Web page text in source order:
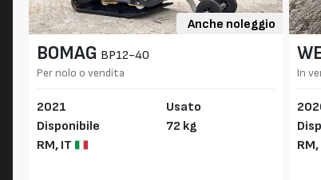
Anche noleggio
BOMAG BP12-40
Per nolo o vendita
2021
Disponibile
RM,IT
Usato
72 kg
In
RM,